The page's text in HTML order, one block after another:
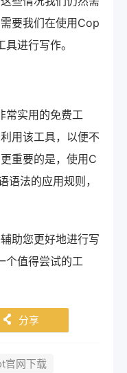
要我们在使用Cop
进行写作。
常实用的免费工
用该工具，以便不
重要的是，使用C
法的应用规则，
助您更好地进行写
个值得尝试的工
󰄯 分享
官网下载